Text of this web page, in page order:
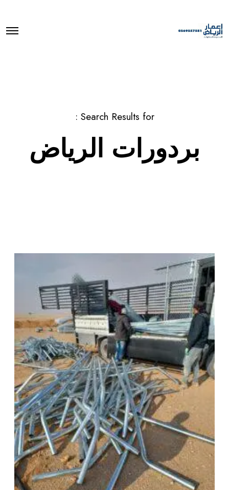
O
Search Results for :
بردورات الرياض